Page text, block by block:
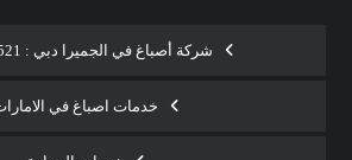
شركة أصباغ في الجميرا دبي : 0565930521
خدمات اصباغ في